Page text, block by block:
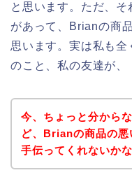
と思います。ただ、
があって、Brianの商
思います。実は私も全
のこと、私の友達が、
今、ちょっと分から
ど、Brianの商品の悪
手伝ってくれないか